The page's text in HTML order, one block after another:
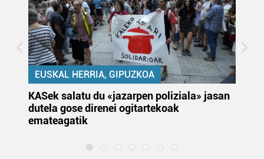
EUSKAL HERRIA, GIPUZKOA
KASek salatu du «jazarpen poliziala» jasan
dutela gose direnei ogitartekoak
emateagatik